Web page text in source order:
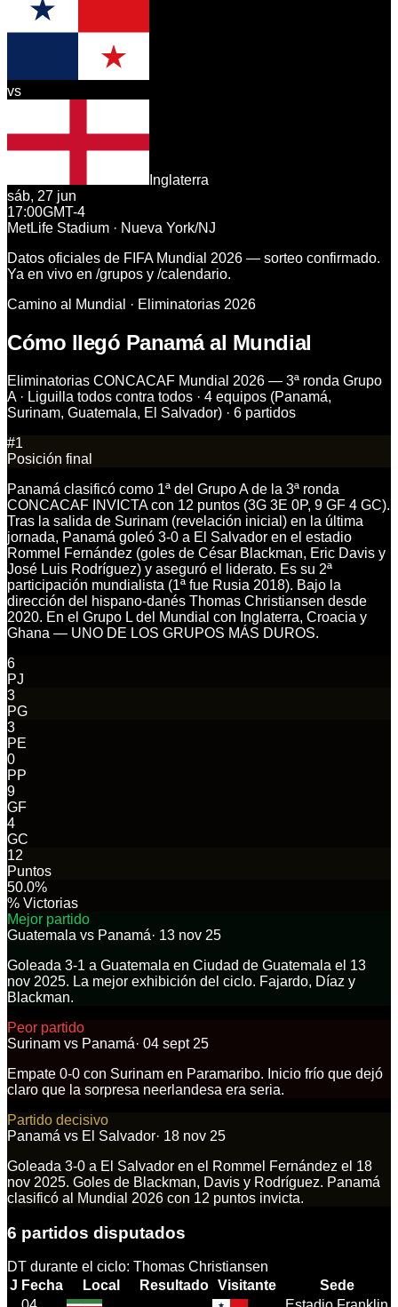
vs
Inglaterra
sáb, 27 jun
17:00GMT-4
MetLife Stadium · Nueva York/NJ
Datos oficiales de FIFA Mundial 2026 — sorteo confirmado.
Ya en vivo en /grupos y /calendario.
Camino al Mundial · Eliminatorias 2026
Cómo llegó Panamá al Mundial
Eliminatorias CONCACAF Mundial 2026 — 3ª ronda Grupo
A · Liguilla todos contra todos · 4 equipos (Panamá,
Surinam, Guatemala, El Salvador) · 6 partidos
#1
Posición final
Panamá clasificó como 1ª del Grupo A de la 3ª ronda
CONCACAF INVICTA con 12 puntos (3G 3E 0P, 9 GF 4 GC).
Tras la salida de Surinam (revelación inicial) en la última
jornada, Panamá goleó 3-0 a El Salvador en el estadio
Rommel Fernández (goles de César Blackman, Eric Davis y
José Luis Rodríguez) y aseguró el liderato. Es su 2ª
participación mundialista (1ª fue Rusia 2018). Bajo la
dirección del hispano-danés Thomas Christiansen desde
2020. En el Grupo L del Mundial con Inglaterra, Croacia y
Ghana — UNO DE LOS GRUPOS MÁS DUROS.
6
PJ
3
PG
3
PE
0
PP
9
GF
4
GC
12
Puntos
50.0%
% Victorias
Mejor partido
Guatemala vs Panamá· 13 nov 25
Goleada 3-1 a Guatemala en Ciudad de Guatemala el 13
nov 2025. La mejor exhibición del ciclo. Fajardo, Díaz y
Blackman.
Peor partido
Surinam vs Panamá· 04 sept 25
Empate 0-0 con Surinam en Paramaribo. Inicio frío que dejó
claro que la sorpresa neerlandesa era seria.
Partido decisivo
Panamá vs El Salvador· 18 nov 25
Goleada 3-0 a El Salvador en el Rommel Fernández el 18
nov 2025. Goles de Blackman, Davis y Rodríguez. Panamá
clasificó al Mundial 2026 con 12 puntos invicta.
6 partidos disputados
DT durante el ciclo: Thomas Christiansen
J Fecha Local Resultado Visitante Sede